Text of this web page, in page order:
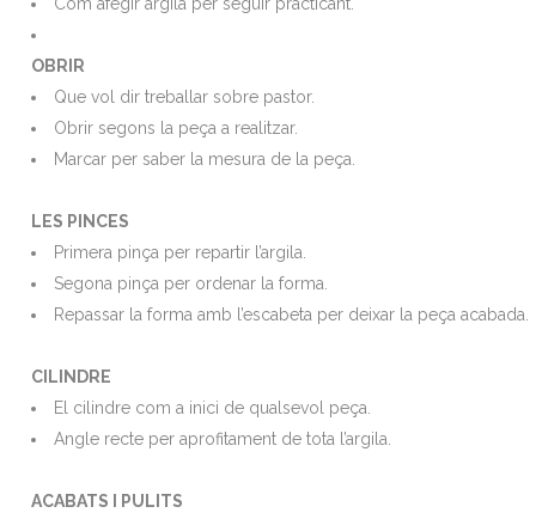
OBRIR
Que vol dir treballar sobre pastor.
Obrir segons la peça a realitzar.
Marcar per saber la mesura de la peça.
LES PINCES
Primera pinça per repartir l’argila.
Segona pinça per ordenar la forma.
Repassar la forma amb l’escabeta per deixar la peça acabada.
CILINDRE
El cilindre com a inici de qualsevol peça.
Angle recte per aprofitament de tota l’argila.
ACABATS I PULITS